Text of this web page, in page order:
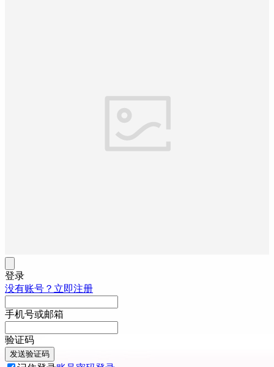
登录
没有账号？立即注册
手机号或邮箱
验证码
发送验证码